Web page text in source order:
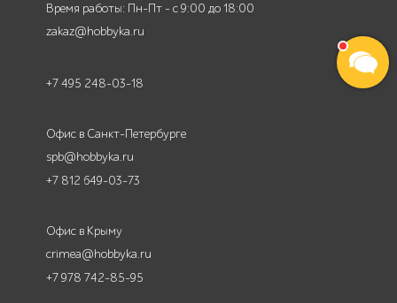
Время работы: Пн-Пт - с 9:00 до 18:00
zakaz@hobbyka.ru
+7 495 248-03-18
Офис в Санкт-Петербурге
spb@hobbyka.ru
+7 812 649-03-73
Офис в Крыму
crimea@hobbyka.ru
+7 978 742-85-95